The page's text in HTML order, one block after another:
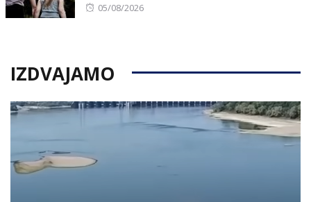
Posted
05/08/2026
IZDVAJAMO